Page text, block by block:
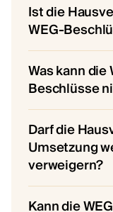
Ist die
WEG-
Ja, die
wirksam
umzusetzen.
WEG als Teil
Verwaltung.
Verwalters
ändern daran
Umsetzung
und kann
Was kann die
Beschlüsse
Wenn die
umsetzt, sollte
vorgehen.
schriftliches
Fristsetzung,
Darf die
Umsetzung
verweigern?
Nein, eine
Kann die